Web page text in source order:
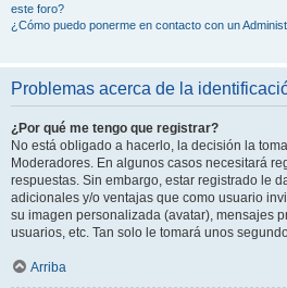
este foro?
¿Cómo puedo ponerme en contacto con un
Problemas acerca de la
¿Por qué me tengo que registrar?
No está obligado a hacerlo, la decisión la
Moderadores. En algunos casos necesitará
respuestas. Sin embargo, estar registrado le
adicionales y/o ventajas que como usuario
su imagen personalizada (avatar), mensajes
usuarios, etc. Tan solo le tomará unos
Arriba